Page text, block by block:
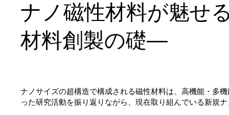
ナノ磁性材料が魅せ
材料創製の礎―
ナノサイズの超構造で構成される磁性材料は、高機能・多
った研究活動を振り返りながら、現在取り組んでいる新規